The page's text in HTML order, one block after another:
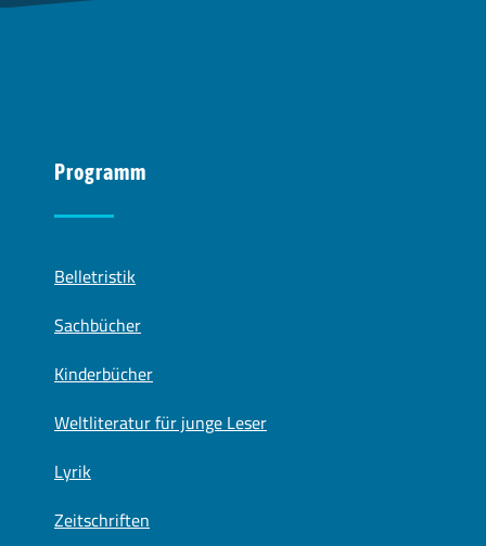
Programm
Belletristik
Sachbücher
Kinderbücher
Weltliteratur für junge Leser
Lyrik
Zeitschriften